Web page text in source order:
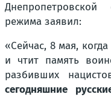
Днепропетровской
режима заявил:
«Сейчас, 8 мая,
и чтит память
разбивших
сегодняшние